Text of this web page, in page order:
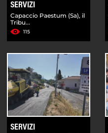
SERVIZI
Capaccio Paestum (Sa), il
Tribu...
115
SERVIZI